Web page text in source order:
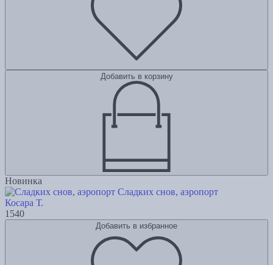
Добавить в корзину
Новинка
Сладких снов, аэропорт
Косара Т.
1540
Добавить в избранное